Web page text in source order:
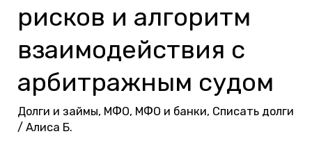
рисков и алгоритм
взаимодействия с
арбитражным судом
Долги и займы, МФО, МФО и банки, Списать долги
/Алиса Б.
процессуальных
рисков
и
алгоритм
взаимодействия
с
арбитражным